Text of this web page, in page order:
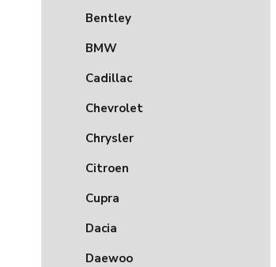
Bentley
BMW
Cadillac
Chevrolet
Chrysler
Citroen
Cupra
Dacia
Daewoo